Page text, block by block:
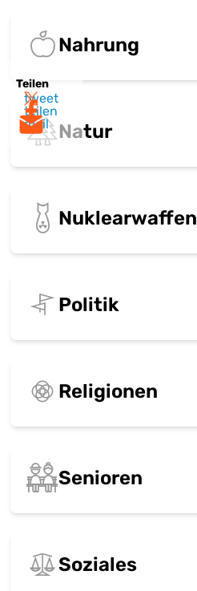
Teilen
tweet
teilen
mail
Nahrung
Natur
Nuklearwaffen
Politik
Religionen
Senioren
Soziales